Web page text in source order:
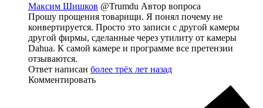
Максим Шишков @Trumdu Автор вопроса
Прошу прощения товарищи. Я понял почему не
конвертируется. Просто это записи с другой камеры
другой фирмы, сделанные через утилиту от камеры
Dahua. К самой камере и программе все претензии
отзываются.
Ответ написан более трёх лет назад
Комментировать